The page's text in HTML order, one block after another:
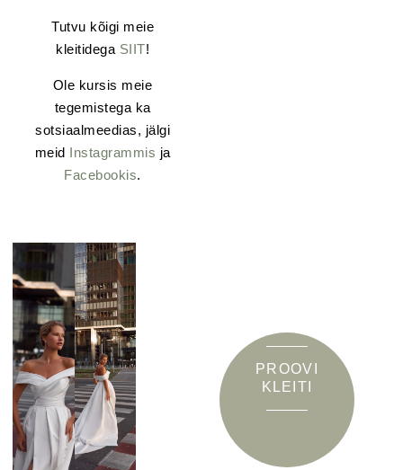
Tutvu kõigi meie
kleitidega SIIT!
Ole kursis meie
tegemistega ka
sotsiaalmeedias, jälgi
meid Instagrammis ja
Facebookis.
PROOVI
KLEITI